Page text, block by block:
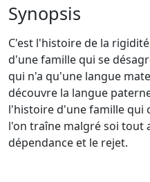
Synopsis
C'est l'histoire de la
d'une famille qui se
qui n'a qu'une langue
découvre la langue
l'histoire d'une famille qui
l'on traîne malgré soi tout
dépendance et le rejet.